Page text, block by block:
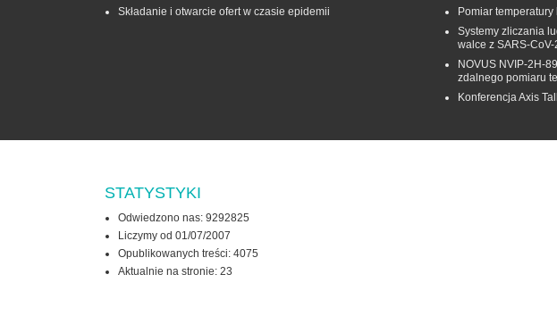
Składanie i otwarcie ofert w czasie epidemii
Pomiar
Systemy zliczania
walce z SARS-CoV-
NOVUS NVIP-2H-
zdalnego pomiaru
Konferencja Axis
STATYSTYKI
Odwiedzono nas: 9292825
Liczymy od 01/07/2007
Opublikowanych treści: 4075
Aktualnie na stronie: 23